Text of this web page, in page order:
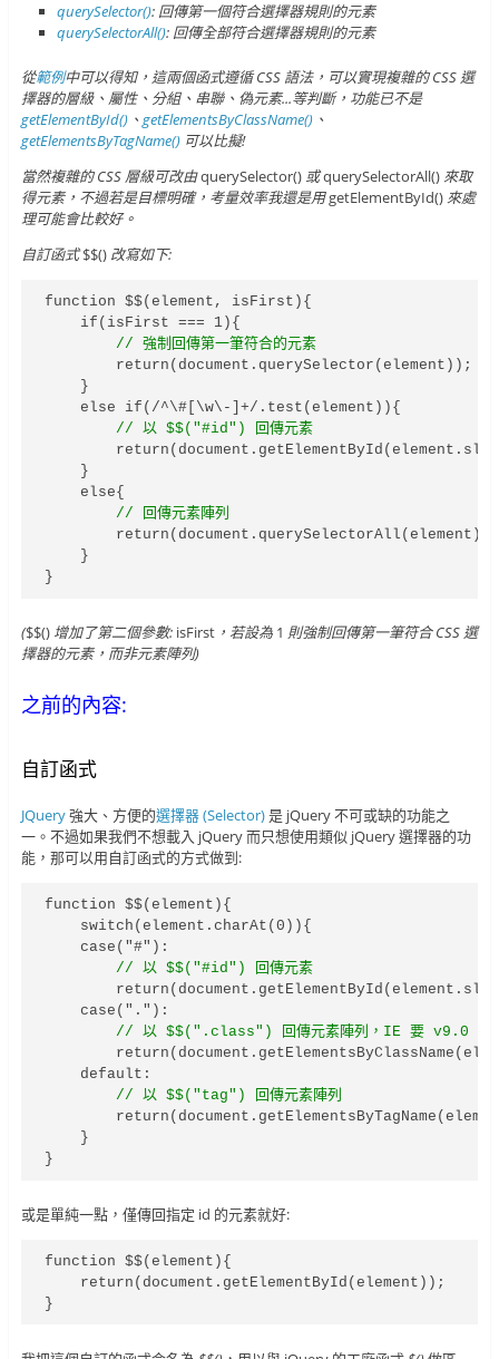
querySelector(): 回傳第一個符合選擇器規則的元素
querySelectorAll(): 回傳全部符合選擇器規則的元素
從範例中可以得知，這兩個函式遵循 CSS 語法，可以實現複雜的 CSS 選
擇器的層級、屬性、分組、串聯、偽元素...等判斷，功能已不是
getElementById()、 getElementsByClassName()、
getElementsByTagName()可以比擬!
當然複雜的 CSS 層級可改由querySelector()或querySelectorAll()來取
得元素，不過若是目標明確，考量效率我還是用getElementById()來處
理可能會比較好。
自訂函式$$()改寫如下:
function $$(element, isFirst){
    if(isFirst === 1){
// 強制回傳第一筆符合的元素
        return(document.querySelector(element));
    }
    else if(/^\#[\w\-]+/.test(element)){
// 以 $$("#id") 回傳元素
    }
    else{
// 回傳元素陣列
        return(document.querySelectorAll(element));
    }
($$()增加了第二個參數: isFirst，若設為 1 則強制回傳第一筆符合 CSS 選
擇器的元素，而非元素陣列)
之前的內容:
自訂函式
JQuery強大、方便的選擇器 (Selector)是 jQuery 不可或缺的功能之
一。不過如果我們不想載入 jQuery 而只想使用類似 jQuery 選擇器的功
能，那可以用自訂函式的方式做到:
function $$(element){
    switch(element.charAt(0)){
    case("#"):
// 以 $$("#id") 回傳元素
    case("."):
// 以 $$(".class") 回傳元素陣列，IE 要 v9.0 之
    default:
// 以 $$("tag") 回傳元素陣列
    }
}
或是單純一點，僅傳回指定 id 的元素就好:
function $$(element){
    return(document.getElementById(element));
}